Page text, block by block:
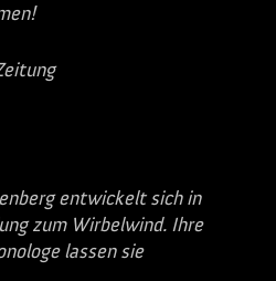
entwickelt sich in
zum Wirbelwind. Ihre
lassen sie